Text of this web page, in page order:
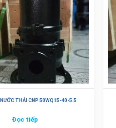
THẢI CNP 50WQ15-40-5.5
Đọc tiếp